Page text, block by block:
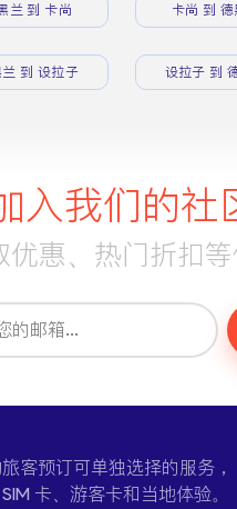
兰 到 卡尚 卡尚 到 德
兰 到 设拉子 设拉子 到
入我们的社
优惠、热门折扣
客预订可单独选择的服务，
卡、游客卡和当地体验。